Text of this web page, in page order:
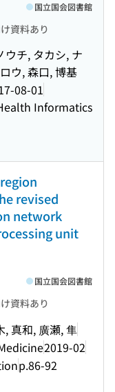
資料あり
ウチ, タカシ, ナ
ウ, 森口, 博基
08-01
Informatics
国立国会図書館
revised
network
unit
資料あり
, 真和, 廣瀬, 隼
2019-02
p.86-92
国立国会図書館